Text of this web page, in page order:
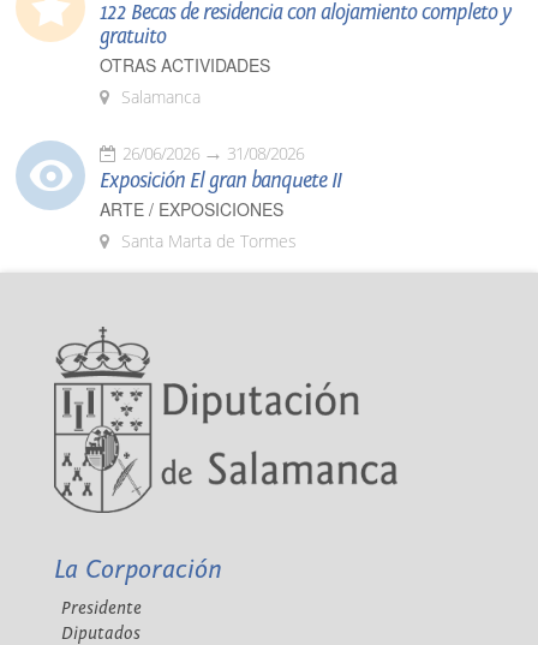
122 Becas de residencia con alojamiento completo y
gratuito
OTRAS ACTIVIDADES
Salamanca
26/06/2026 31/08/2026
Exposición El gran banquete II
ARTE / EXPOSICIONES
Santa Marta de Tormes
La Corporación
Presidente
Diputados